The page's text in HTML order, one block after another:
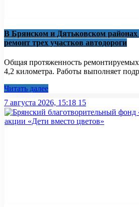
В Брянском и Дятьковском
ремонт трех участков автодороги
Общая протяженность ремонтируемых
4,2 километра. Работы выполняет
Читать далее
7 августа 2026, 15:18 15